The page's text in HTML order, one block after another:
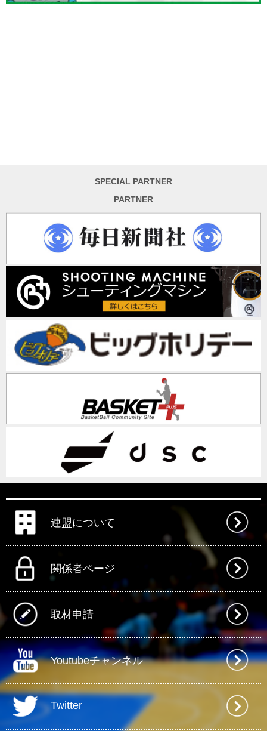
SPECIAL PARTNER
PARTNER
連盟について
関係者ページ
取材申請
Youtubeチャンネル
Twitter